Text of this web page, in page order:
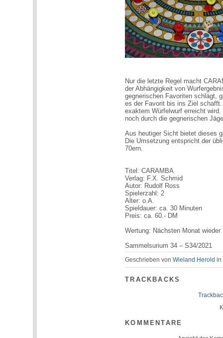
Nur die letzte Regel macht
der Abhängigkeit von
gegnerischen Favoriten schlägt,
es der Favorit bis ins Ziel
exaktem Würfelwurf erreicht
noch durch die gegnerischen
Aus heutiger Sicht bietet dieses
Die Umsetzung entspricht der
70ern.
Titel: CARAMBA
Verlag: F.X. Schmid
Autor: Rudolf Ross
Spielerzahl: 2
Alter: o.A.
Spieldauer: ca. 30 Minuten
Preis: ca. 60.- DM
Wertung: Nächsten Monat wieder
Sammelsurium 34 – S34/2021
Geschrieben vonWieland Herold in
TRACKBACKS
KOMMENTARE